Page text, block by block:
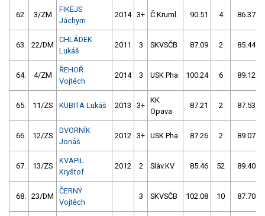
62. 3/ZM
FIKEJS
Jáchym
2014 3+ Č.Kruml. 90.51 4 86.37
63. 22/DM
CHLÁDEK
Lukáš
2011 3 SKVSČB 87.09 2 85.44
64. 4/ZM
ŘEHOŘ
Vojtěch
2014 3 USK Pha 100.24 6 89.12
65. 11/ZS KUBITA Lukáš 2013 3+
KK
Opava
87.21 2 87.53
66. 12/ZS
DVORNÍK
Jonáš
2012 3+ USK Pha 87.26 2 89.07
67. 13/ZS
KVAPIL
Kryštof
2012 2 Sláv.KV 85.46 52 89.40
68. 23/DM
ČERNÝ
Vojtěch
3 SKVSČB 102.08 10 87.70